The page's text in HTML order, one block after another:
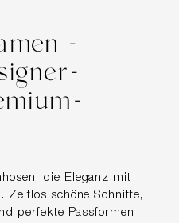
-
die Eleganz mit
Zeitlos schöne Schnitte,
perfekte Passformen